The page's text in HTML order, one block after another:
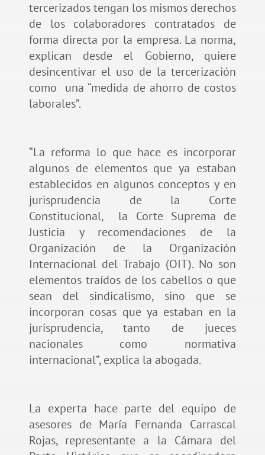
tercerizados tengan los mismos derechos
de los colaboradores contratados de
forma directa por la empresa. La norma,
explican desde el Gobierno, quiere
desincentivar el uso de la tercerización
como una “medida de ahorro de costos
laborales”.
“La reforma lo que hace es incorporar
algunos de elementos que ya estaban
establecidos en algunos conceptos y en
jurisprudencia de la Corte
Constitucional, la Corte Suprema de
Justicia y recomendaciones de la
Organización de la Organización
Internacional del Trabajo (OIT). No son
elementos traídos de los cabellos o que
sean del sindicalismo, sino que se
incorporan cosas que ya estaban en la
jurisprudencia, tanto de jueces
nacionales como normativa
internacional”, explica la abogada.
La experta hace parte del equipo de
asesores de María Fernanda Carrascal
Rojas, representante a la Cámara del